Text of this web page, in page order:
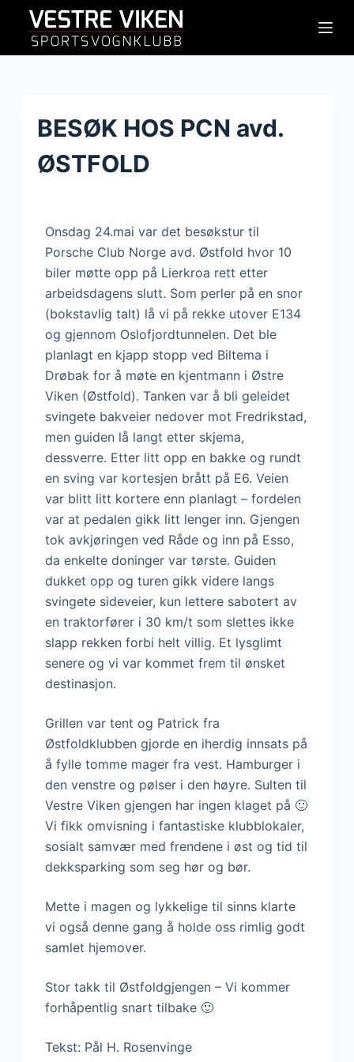
p
BESØK HOS PCN avd.
ØSTFOLD
Onsdag 24.mai var det besøkstur til
Porsche Club Norge avd. Østfold hvor 10
biler møtte opp på Lierkroa rett etter
arbeidsdagens slutt. Som perler på en snor
(bokstavlig talt) lå vi på rekke utover E134
og gjennom Oslofjordtunnelen. Det ble
planlagt en kjapp stopp ved Biltema i
Drøbak for å møte en kjentmann i Østre
Viken (Østfold). Tanken var å bli geleidet
svingete bakveier nedover mot Fredrikstad,
men guiden lå langt etter skjema,
dessverre. Etter litt opp en bakke og rundt
en sving var kortesjen brått på E6. Veien
var blitt litt kortere enn planlagt – fordelen
var at pedalen gikk litt lenger inn. Gjengen
tok avkjøringen ved Råde og inn på Esso,
da enkelte doninger var tørste. Guiden
dukket opp og turen gikk videre langs
svingete sideveier, kun lettere sabotert av
en traktorfører i 30 km/t som slettes ikke
slapp rekken forbi helt villig. Et lysglimt
senere og vi var kommet frem til ønsket
destinasjon.
Grillen var tent og Patrick fra
Østfoldklubben gjorde en iherdig innsats på
å fylle tomme mager fra vest. Hamburger i
den venstre og pølser i den høyre. Sulten til
Vestre Viken gjengen har ingen klaget på 🙂
Vi fikk omvisning i fantastiske klubblokaler,
sosialt samvær med frendene i øst og tid til
dekksparking som seg hør og bør.
Mette i magen og lykkelige til sinns klarte
vi også denne gang å holde oss rimlig godt
samlet hjemover.
Stor takk til Østfoldgjengen – Vi kommer
forhåpentlig snart tilbake 🙂
Tekst: Pål H. Rosenvinge